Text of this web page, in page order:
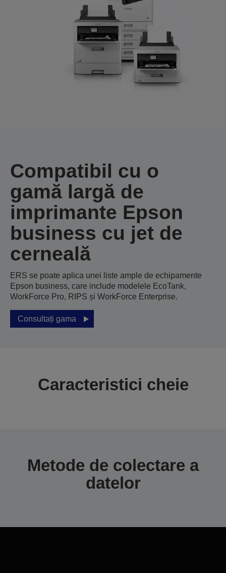
Compatibil cu o
gamă largă de
imprimante Epson
business cu jet de
cerneală
ERS se poate aplica unei liste ample de echipamente
Epson business, care include modelele EcoTank,
WorkForce Pro, RIPS și WorkForce Enterprise.
Consultați gama
Caracteristici cheie
Metode de colectare a
datelor